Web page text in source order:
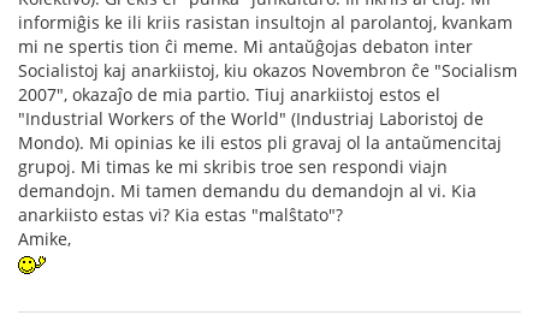
informiĝis ke ili kriis rasistan insultojn al parolantoj, kvankam
mi ne spertis tion ĉi meme. Mi antaŭĝojas debaton inter
Socialistoj kaj anarkiistoj, kiu okazos Novembron ĉe "Socialism
2007", okazaĵo de mia partio. Tiuj anarkiistoj estos el
"Industrial Workers of the World" (Industriaj Laboristoj de
Mondo). Mi opinias ke ili estos pli gravaj ol la antaŭmencitaj
grupoj. Mi timas ke mi skribis troe sen respondi viajn
demandojn. Mi tamen demandu du demandojn al vi. Kia
anarkiisto estas vi? Kia estas "malŝtato"?
Amike,